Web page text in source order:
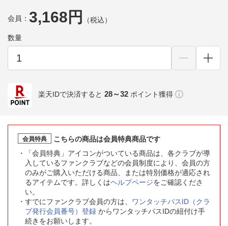
会員： 3,168円 （税込）
数量
楽天IDで決済すると 28～32 ポイント獲得
会員特典
こちらの商品は会員特典商品です
「会員特典」アイコンがついている商品は、各クラブが導
入しているファンクラブなどの会員制度により、会員の方
のみがご購入いただける商品、または特別価格が適応され
るアイテムです。詳しくはヘルプページをご確認くださ
い。
すでにファンクラブ会員の方は、
ワンタッチパスID（クラ
ブ発行会員番号）登録 からワンタッチパスIDの紐付け手
続きをお願いします。